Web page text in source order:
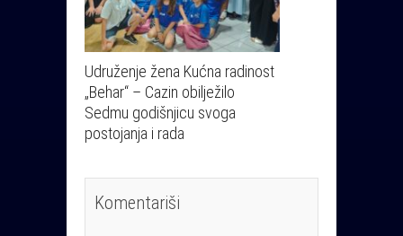
Udruženje žena Kućna radinost
„Behar“ – Cazin obilježilo
Sedmu godišnjicu svoga
postojanja i rada
Komentariši